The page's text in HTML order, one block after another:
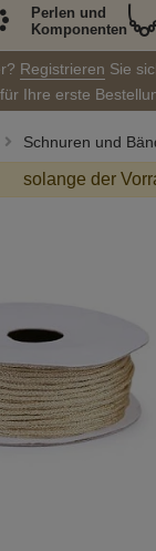
Perlen und
Komponenten
Registrieren Sie
Ihre erste
Schnuren und
solange der